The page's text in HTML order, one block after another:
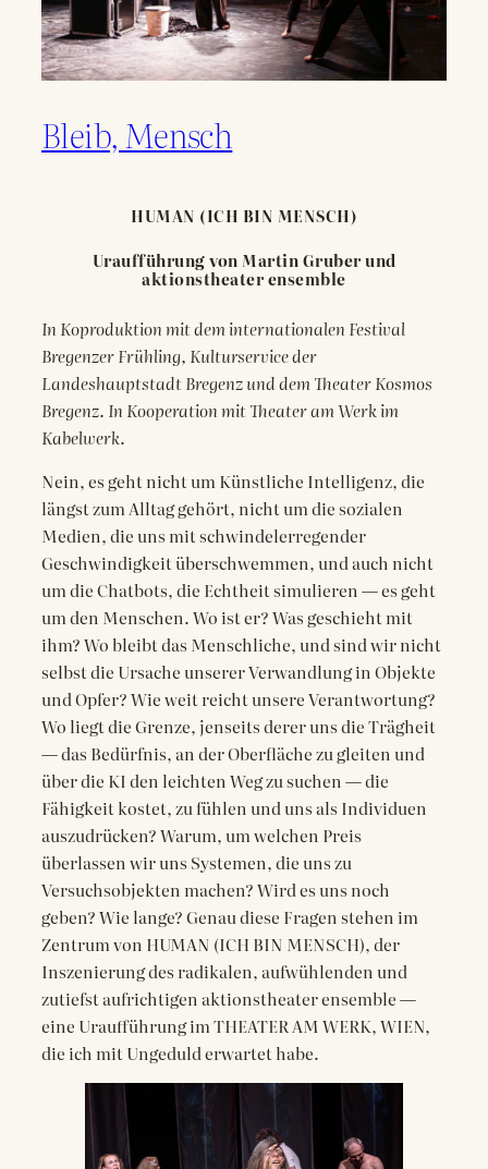
Bleib, Mensch
HUMAN (ICH BIN MENSCH)
Uraufführung von Martin Gruber und
aktionstheater ensemble
In Koproduktion mit dem internationalen Festival
Bregenzer Frühling, Kulturservice der
Landeshauptstadt Bregenz und dem Theater Kosmos
Bregenz. In Kooperation mit Theater am Werk im
Kabelwerk.
Nein, es geht nicht um Künstliche Intelligenz, die
längst zum Alltag gehört, nicht um die sozialen
Medien, die uns mit schwindelerregender
Geschwindigkeit überschwemmen, und auch nicht
um die Chatbots, die Echtheit simulieren — es geht
um den Menschen. Wo ist er? Was geschieht mit
ihm? Wo bleibt das Menschliche, und sind wir nicht
selbst die Ursache unserer Verwandlung in Objekte
und Opfer? Wie weit reicht unsere Verantwortung?
Wo liegt die Grenze, jenseits derer uns die Trägheit
— das Bedürfnis, an der Oberfläche zu gleiten und
über die KI den leichten Weg zu suchen — die
Fähigkeit kostet, zu fühlen und uns als Individuen
auszudrücken? Warum, um welchen Preis
überlassen wir uns Systemen, die uns zu
Versuchsobjekten machen? Wird es uns noch
geben? Wie lange? Genau diese Fragen stehen im
Zentrum von HUMAN (ICH BIN MENSCH), der
Inszenierung des radikalen, aufwühlenden und
zutiefst aufrichtigen aktionstheater ensemble —
eine Uraufführung im THEATER AM WERK, WIEN,
die ich mit Ungeduld erwartet habe.